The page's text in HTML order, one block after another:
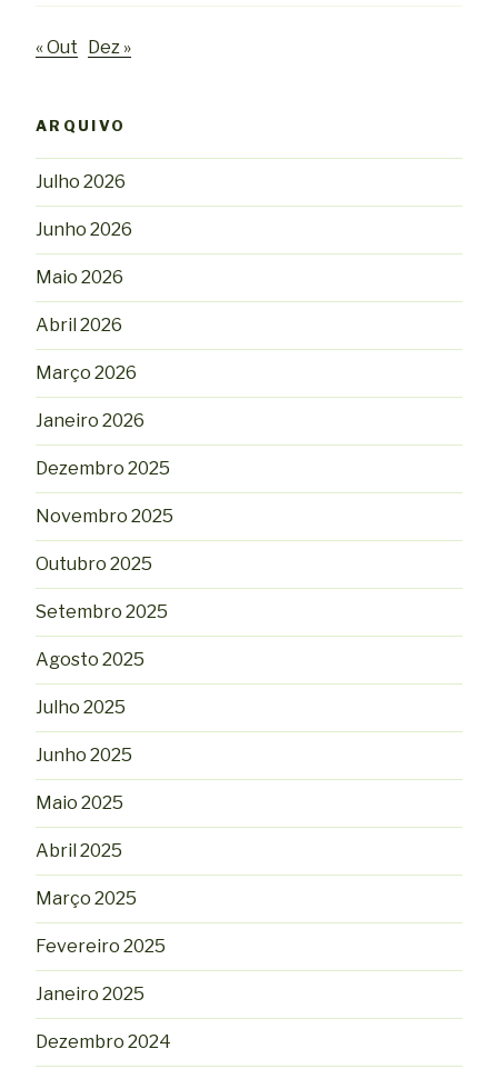
« Out Dez »
ARQUIVO
Julho 2026
Junho 2026
Maio 2026
Abril 2026
Março 2026
Janeiro 2026
Dezembro 2025
Novembro 2025
Outubro 2025
Setembro 2025
Agosto 2025
Julho 2025
Junho 2025
Maio 2025
Abril 2025
Março 2025
Fevereiro 2025
Janeiro 2025
Dezembro 2024